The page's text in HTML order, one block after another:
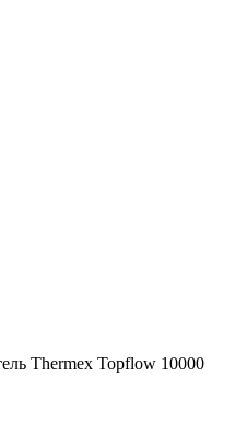
Thermex Topflow 10000